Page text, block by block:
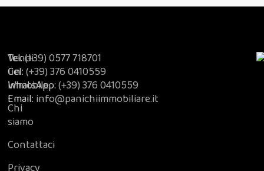
Vendi
un
immobile
Chi
siamo
Contattaci
Tel:(+39) 0577 718701
Cel:(+39) 376 0410559
WhatsApp:(+39) 376 0410559
Email: info@panichiimmobiliare.it